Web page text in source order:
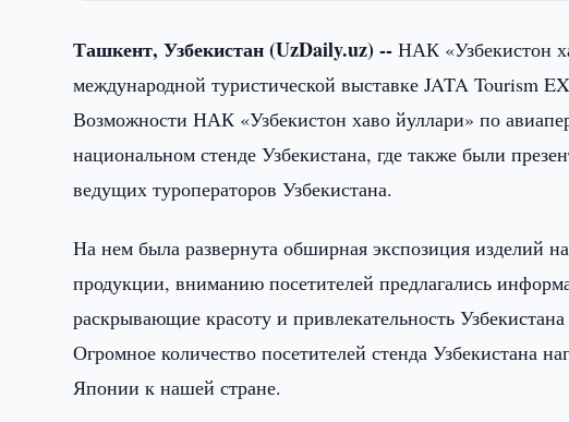
Ташкент, Узбекистан (UzDaily.uz) -- НАК «Узбекистон
международной туристической выставке JATA Tourism
Возможности НАК «Узбекистон хаво йуллари» по
национальном стенде Узбекистана, где также были
ведущих туроператоров Узбекистана.
На нем была развернута обширная экспозиция изделий
продукции, вниманию посетителей предлагались
раскрывающие красоту и привлекательность
Огромное количество посетителей стенда Узбекистана
Японии к нашей стране.